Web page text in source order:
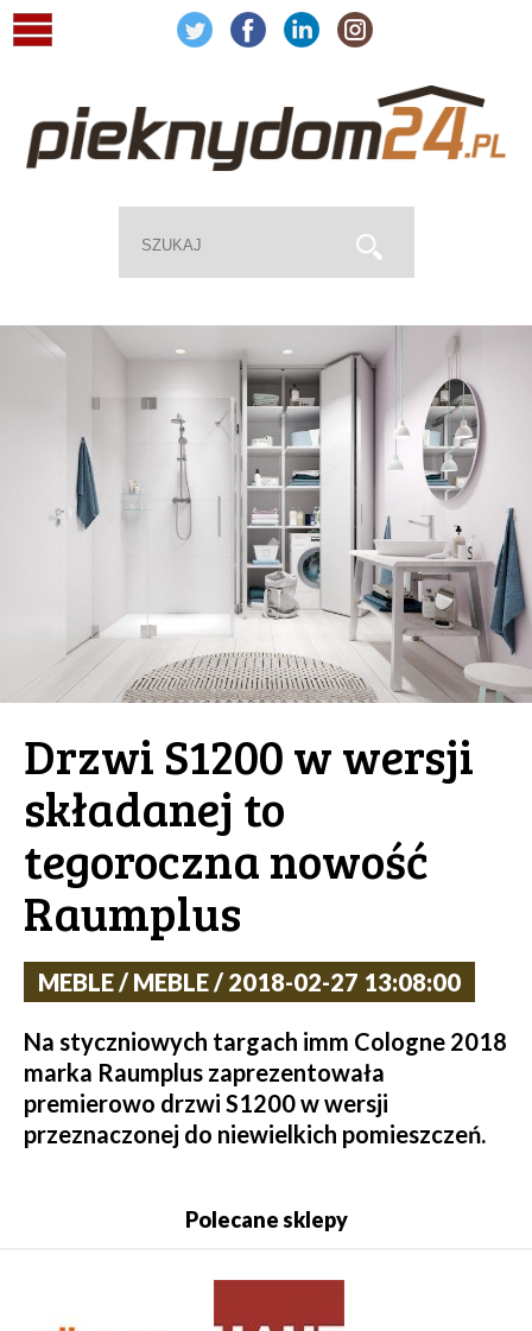
Drzwi S1200 w wersji
składanej to
tegoroczna nowość
Raumplus
MEBLE / MEBLE / 2018-02-27 13:08:00
Na styczniowych targach imm Cologne 2018
marka Raumplus zaprezentowała
premierowo drzwi S1200 w wersji
przeznaczonej do niewielkich pomieszczeń.
Polecane sklepy